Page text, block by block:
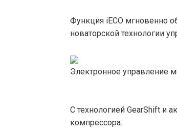
Функция iECO мгновенно
новаторской технологии
Электронное управление
С технологией GearShift и
компрессора.